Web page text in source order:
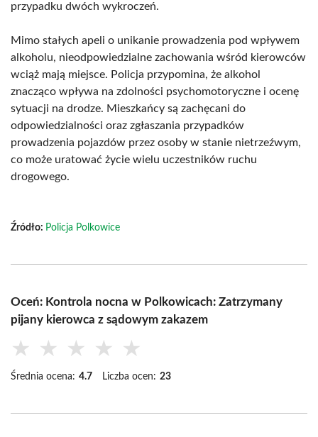
przypadku dwóch wykroczeń.
Mimo stałych apeli o unikanie prowadzenia pod wpływem
alkoholu, nieodpowiedzialne zachowania wśród kierowców
wciąż mają miejsce. Policja przypomina, że alkohol
znacząco wpływa na zdolności psychomotoryczne i ocenę
sytuacji na drodze. Mieszkańcy są zachęcani do
odpowiedzialności oraz zgłaszania przypadków
prowadzenia pojazdów przez osoby w stanie nietrzeźwym,
co może uratować życie wielu uczestników ruchu
drogowego.
Źródło: Policja Polkowice
Oceń: Kontrola nocna w Polkowicach: Zatrzymany
pijany kierowca z sądowym zakazem
★ ★ ★ ★ ★
Średnia ocena: 4.7 Liczba ocen: 23